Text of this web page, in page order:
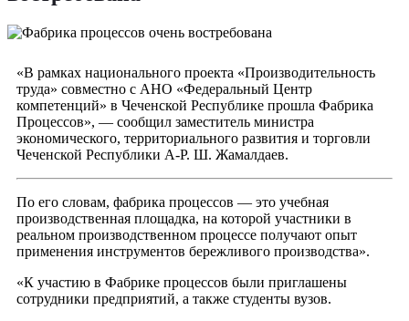
«В рамках национального проекта «Производительность
труда» совместно с АНО «Федеральный Центр
компетенций» в Чеченской Республике прошла Фабрика
Процессов», — сообщил заместитель министра
экономического, территориального развития и торговли
Чеченской Республики А-Р. Ш. Жамалдаев.
По его словам, фабрика процессов — это учебная
производственная площадка, на которой участники в
реальном производственном процессе получают опыт
применения инструментов бережливого производства».
«К участию в Фабрике процессов были приглашены
сотрудники предприятий, а также студенты вузов.